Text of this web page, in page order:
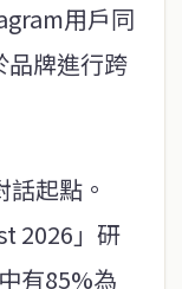
用戶同
品牌進行跨
起點。
2026」研
有85%為